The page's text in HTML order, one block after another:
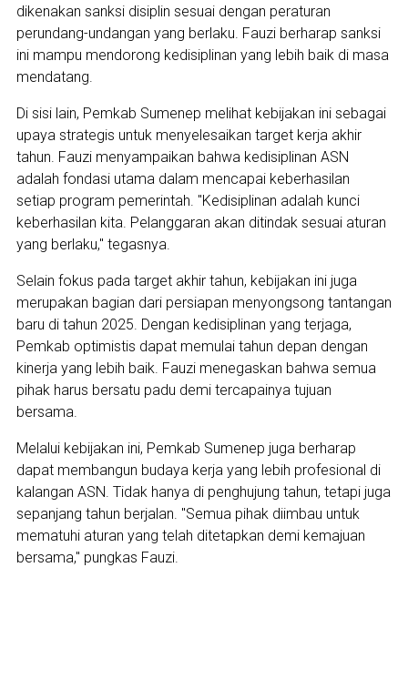
dikenakan sanksi disiplin sesuai dengan peraturan
perundang-undangan yang berlaku. Fauzi berharap sanksi
ini mampu mendorong kedisiplinan yang lebih baik di masa
mendatang.
Di sisi lain, Pemkab Sumenep melihat kebijakan ini sebagai
upaya strategis untuk menyelesaikan target kerja akhir
tahun. Fauzi menyampaikan bahwa kedisiplinan ASN
adalah fondasi utama dalam mencapai keberhasilan
setiap program pemerintah. "Kedisiplinan adalah kunci
keberhasilan kita. Pelanggaran akan ditindak sesuai aturan
yang berlaku," tegasnya.
Selain fokus pada target akhir tahun, kebijakan ini juga
merupakan bagian dari persiapan menyongsong tantangan
baru di tahun 2025. Dengan kedisiplinan yang terjaga,
Pemkab optimistis dapat memulai tahun depan dengan
kinerja yang lebih baik. Fauzi menegaskan bahwa semua
pihak harus bersatu padu demi tercapainya tujuan
bersama.
Melalui kebijakan ini, Pemkab Sumenep juga berharap
dapat membangun budaya kerja yang lebih profesional di
kalangan ASN. Tidak hanya di penghujung tahun, tetapi juga
sepanjang tahun berjalan. "Semua pihak diimbau untuk
mematuhi aturan yang telah ditetapkan demi kemajuan
bersama," pungkas Fauzi.